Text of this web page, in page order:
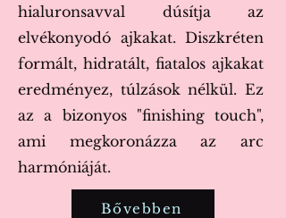
hialuronsavval dúsítja az
elvékonyodó ajkakat. Diszkréten
formált, hidratált, fiatalos ajkakat
eredményez, túlzások nélkül. Ez
az a bizonyos "finishing touch",
ami megkoronázza az arc
harmóniáját.
Bővebben